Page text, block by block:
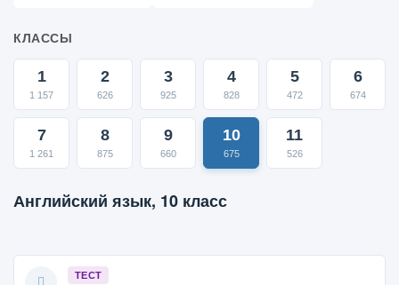
КЛАССЫ
1
1 157
2
626
3
925
4
828
5
472
6
674
7
1 261
8
875
9
660
10
675
11
526
Английский язык, 10 класс
ТЕСТ